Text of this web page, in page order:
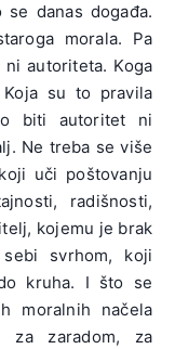
danas događa.
morala. Pa
autoriteta. Koga
su to pravila
biti autoritet ni
Ne treba se više
uči poštovanju
radišnosti,
kojemu je brak
svrhom, koji
kruha. I što se
moralnih načela
za zaradom, za